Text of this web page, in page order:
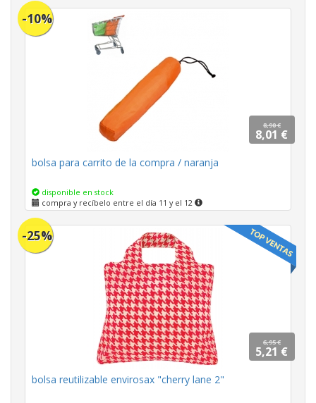
-10%
8,90 €
8,01 €
bolsa para carrito de la compra / naranja
disponible en stock
compra y recíbelo entre el día 11 y el 12
-25%
6,95 €
5,21 €
bolsa reutilizable envirosax "cherry lane 2"